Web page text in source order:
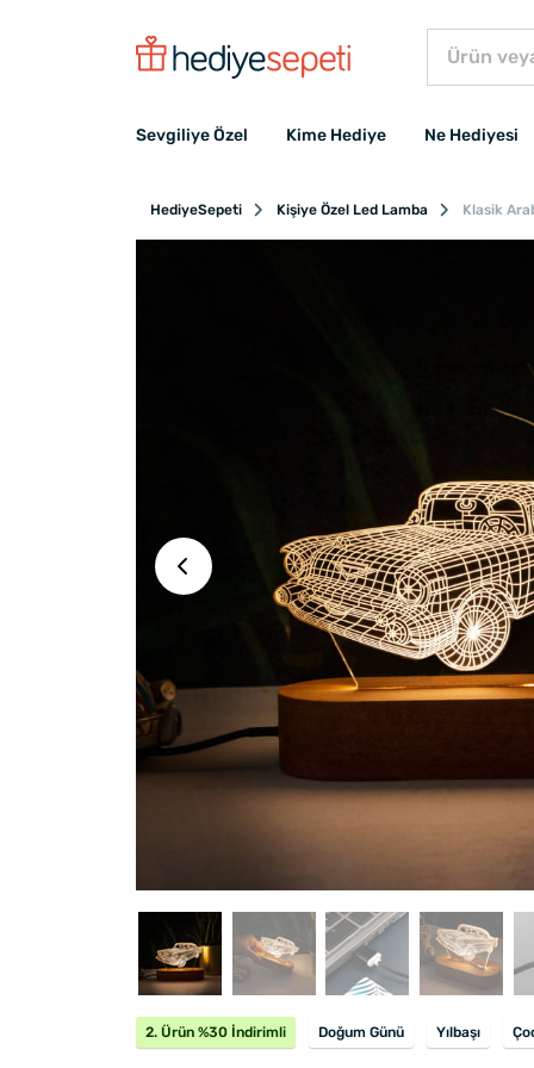
Sevgiliye Özel Kime Hediye Ne Hediyesi
HediyeSepeti Kişiye Özel Led Lamba Klasik
2. Ürün %30 İndirimli Doğum Günü Yılbaşı